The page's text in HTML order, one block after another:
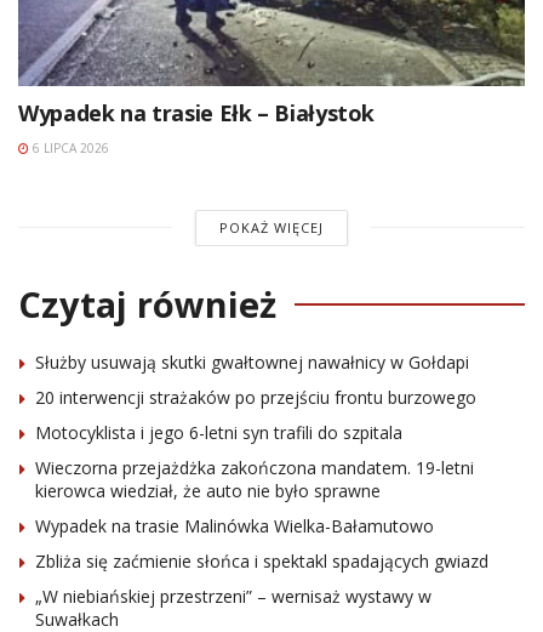
Wypadek na trasie Ełk – Białystok
6 LIPCA 2026
POKAŻ WIĘCEJ
Czytaj również
Służby usuwają skutki gwałtownej nawałnicy w Gołdapi
20 interwencji strażaków po przejściu frontu burzowego
Motocyklista i jego 6-letni syn trafili do szpitala
Wieczorna przejażdżka zakończona mandatem. 19-letni
kierowca wiedział, że auto nie było sprawne
Wypadek na trasie Malinówka Wielka-Bałamutowo
Zbliża się zaćmienie słońca i spektakl spadających gwiazd
„W niebiańskiej przestrzeni” – wernisaż wystawy w
Suwałkach